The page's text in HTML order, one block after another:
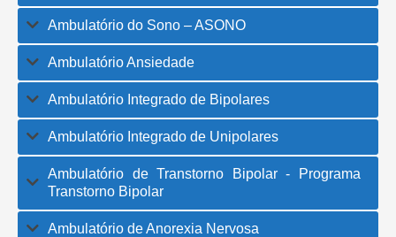
Ambulatório do Sono – ASONO
Ambulatório Ansiedade
Ambulatório Integrado de Bipolares
Ambulatório Integrado de Unipolares
Ambulatório de Transtorno Bipolar - Programa
Transtorno Bipolar
Ambulatório de Anorexia Nervosa